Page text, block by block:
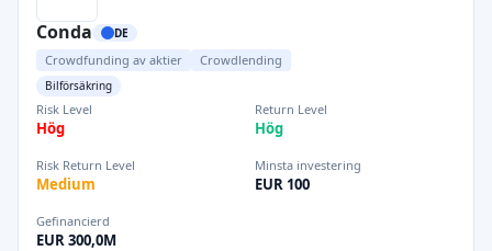
Conda DE
Crowdfunding av aktier Crowdlending
Bilförsäkring
Risk Level
Hög
Return Level
Hög
Risk Return Level
Medium
Minsta investering
EUR 100
Gefinancierd
EUR 300,0M